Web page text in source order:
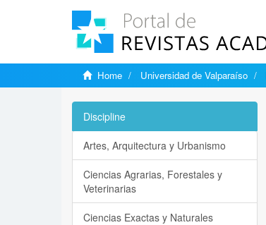
Home Universidad de Valparaíso
Discipline
Artes, Arquitectura y Urbanismo
Ciencias Agrarias, Forestales y
Veterinarias
Ciencias Exactas y Naturales